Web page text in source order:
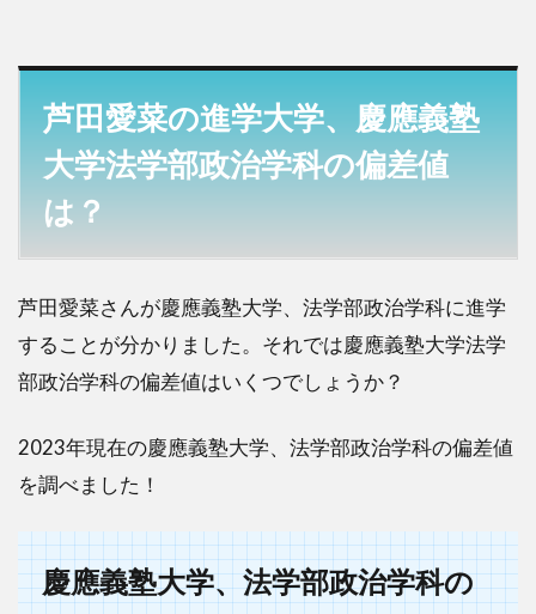
芦田愛菜の進学大学、慶應義塾
大学法学部政治学科の偏差値
は？
芦田愛菜さんが慶應義塾大学、法学部政治学科に進学
することが分かりました。それでは慶應義塾大学法学
部政治学科の偏差値はいくつでしょうか？
2023年現在の慶應義塾大学、法学部政治学科の偏差値
を調べました！
慶應義塾大学、法学部政治学科の